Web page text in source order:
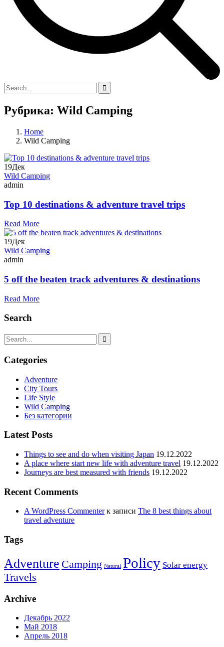
Рубрика: Wild Camping
Home
Wild Camping
19Дек
Wild Camping
admin
Top 10 destinations & adventure travel trips
Read More
19Дек
Wild Camping
admin
5 off the beaten track adventures & destinations
Read More
Search
Categories
Adventure
City Tours
Life Style
Wild Camping
Без категории
Latest Posts
Things to see and do when visiting Japan 19.12.2022
A place where start new life with adventure travel 19.12.2022
Journeys are best measured with friends 19.12.2022
Recent Comments
A WordPress Commenterк записи The 8 best things about
travel adventure
Tags
Adventure Camping Natural Policy Solar energy
Travels
Archive
Декабрь 2022
Май 2018
Апрель 2018